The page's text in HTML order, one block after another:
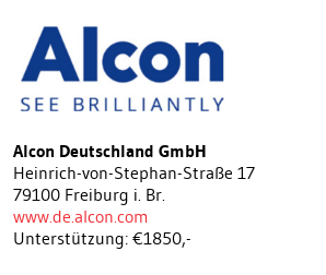
Alcon Deutschland GmbH
Heinrich-von-Stephan-Straße 17
79100 Freiburg i. Br.
www.de.alcon.com
Unterstützung: €1850,-